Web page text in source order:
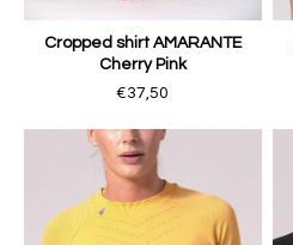
Cropped shirt AMARANTE
Cherry Pink
€37,50